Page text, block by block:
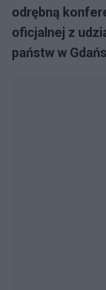
odrębną
oficjalnej z
państw w